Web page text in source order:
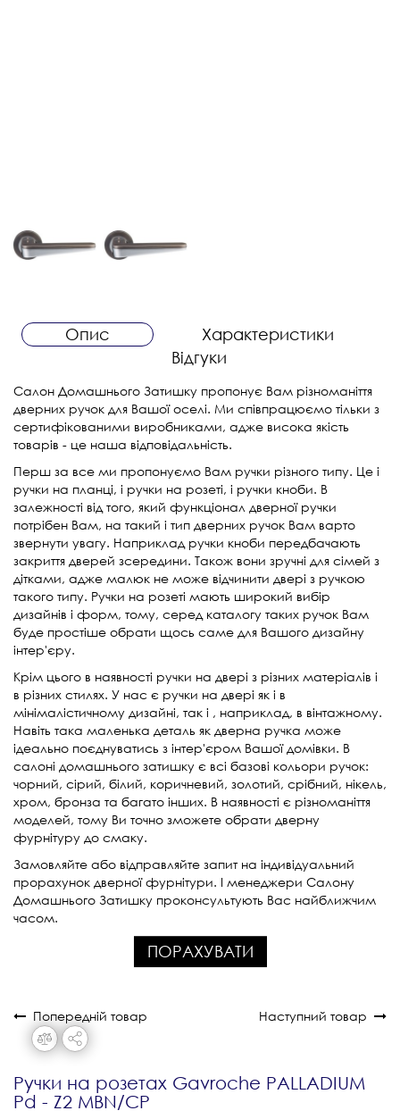
Опис
Характеристики
Відгуки
Салон Домашнього Затишку пропонує Вам різноманіття
дверних ручок для Вашої оселі. Ми співпрацюємо тільки з
сертифікованими виробниками, адже висока якість
товарів - це наша відповідальність.
Перш за все ми пропонуємо Вам ручки різного типу. Це і
ручки на планці, і ручки на розеті, і ручки кноби. В
залежності від того, який функціонал дверної ручки
потрібен Вам, на такий і тип дверних ручок Вам варто
звернути увагу. Наприклад ручки кноби передбачають
закриття дверей зсередини. Також вони зручні для сімей з
дітками, адже малюк не може відчинити двері з ручкою
такого типу. Ручки на розеті мають широкий вибір
дизайнів і форм, тому, серед каталогу таких ручок Вам
буде простіше обрати щось саме для Вашого дизайну
інтер'єру.
Крім цього в наявності ручки на двері з різних матеріалів і
в різних стилях. У нас є ручки на двері як і в
мінімалістичному дизайні, так і , наприклад, в вінтажному.
Навіть така маленька деталь як дверна ручка може
ідеально поєднуватись з інтер'єром Вашої домівки. В
салоні домашнього затишку є всі базові кольори ручок:
чорний, сірий, білий, коричневий, золотий, срібний, нікель,
хром, бронза та багато інших. В наявності є різноманіття
моделей, тому Ви точно зможете обрати дверну
фурнітуру до смаку.
Замовляйте або відправляйте запит на індивідуальний
прорахунок дверної фурнітури. І менеджери Салону
Домашнього Затишку проконсультують Вас найближчим
часом.
ПОРАХУВАТИ
Попередній товар Наступний товар
Ручки на розетах Gavroche PALLADIUM
Pd - Z2 MBN/CP